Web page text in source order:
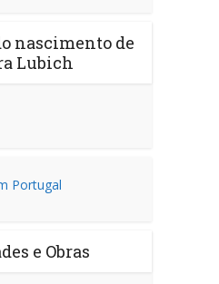
nascimento de
Lubich
Portugal
e Obras